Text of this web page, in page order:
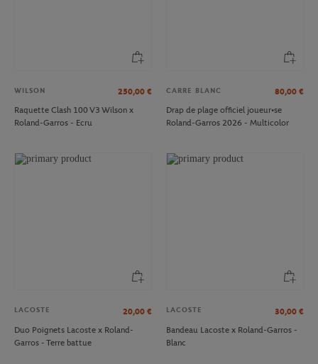
WILSON 250,00 €
Raquette Clash 100 V3 Wilson x
Roland-Garros - Ecru
CARRE BLANC 80,00 €
Drap de plage officiel joueur•se
Roland-Garros 2026 - Multicolor
LACOSTE 20,00 €
Duo Poignets Lacoste x Roland-
Garros - Terre battue
LACOSTE 30,00 €
Bandeau Lacoste x Roland-Garros -
Blanc